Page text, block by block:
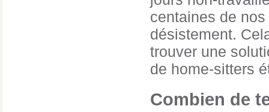
centaines de
désistement.
trouver une
de home-sitters
Combien de